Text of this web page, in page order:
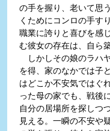
の手を握り、老いて思
くためにコンロの手す
職業に誇りと喜びを感
む彼女の存在は、自ら
しかしその娘のラハ
を得、家のなかでは子
はどこか不安気ではぐ
った母の家でも、戦後
自分の居場所を探しつ
見える。一瞬の不安や